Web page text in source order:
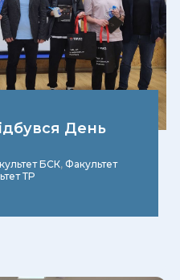
День
БСК, Факультет
ТР